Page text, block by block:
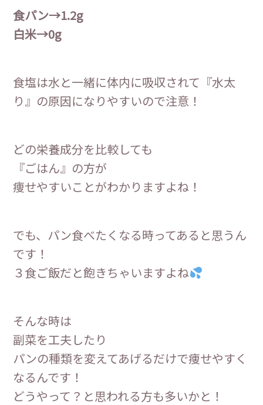
食パン→1.2g
白米→0g
食塩は水と一緒に体内に吸収されて『水太
り』の原因になりやすいので注意！
どの栄養成分を比較しても
『ごはん』の方が
痩せやすいことがわかりますよね！
でも、パン食べたくなる時ってあると思うん
です！
３食ご飯だと飽きちゃいますよね
そんな時は
副菜を工夫したり
パンの種類を変えてあげるだけで痩せやすく
なるんです！
どうやって？と思われる方も多いかと！